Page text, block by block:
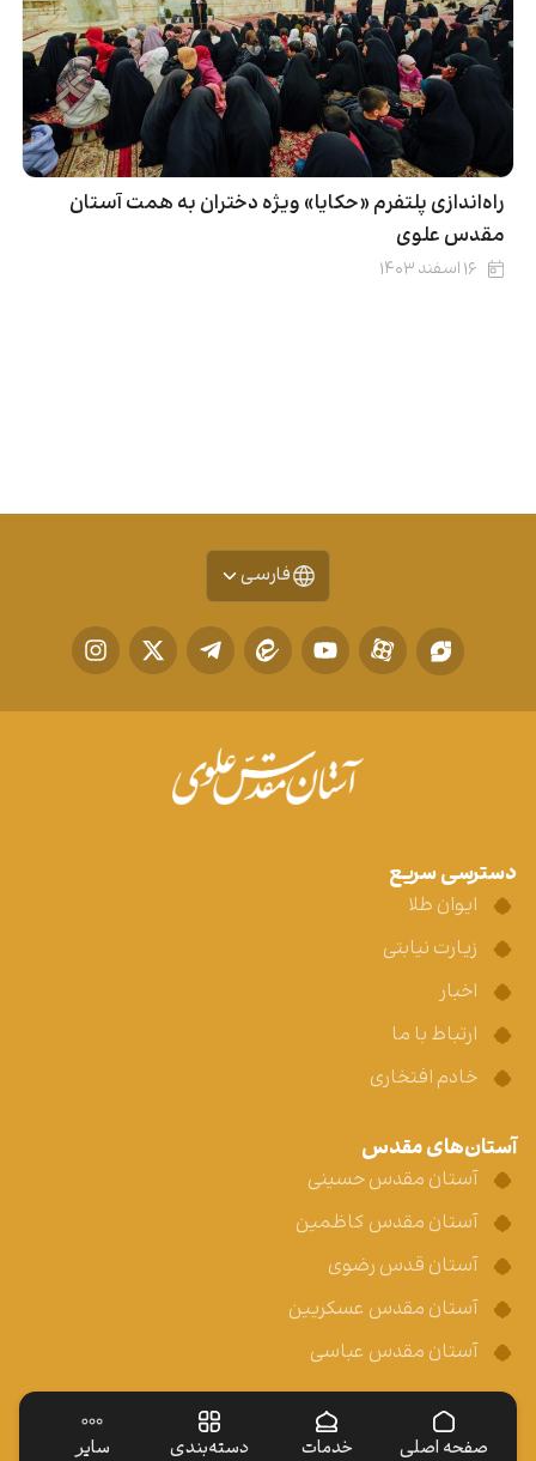
صفحه اصلی خدمات دسته‌بندی سایر
راه‌اندازی پلتفرم «حکایا» ویژه دختران به همت آستان
مقدس علوی
۱۶ اسفند ۱۴۰۳
فارسی
دسترسی سریع
ایوان طلا
زیارت نیابتی
اخبار
ارتباط با ما
خادم افتخاری
آستان‌های مقدس
آستان مقدس حسینی
آستان مقدس کاظمین
آستان قدس رضوی
آستان مقدس عسکریین
آستان مقدس عباسی